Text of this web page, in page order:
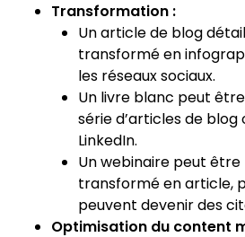
Transformation :
Un article de blog
transformé en
les réseaux sociaux.
Un livre blanc peut
série d’articles de blog
LinkedIn.
Un webinaire peut
transformé en article,
peuvent devenir des
Optimisation du content